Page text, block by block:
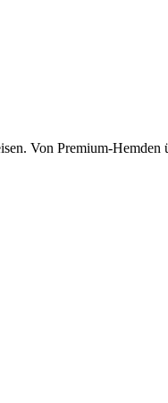
Von Premium-